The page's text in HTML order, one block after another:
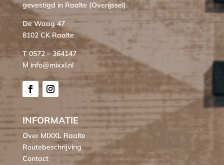
gevestigd in Raalte (Overijssel).
De Waag 47
8102 CK Raalte
T 0572 – 364147
M info@mixxl.nl
INFORMATIE
Over MIXXL Raalte
Routebeschrijving
Contact